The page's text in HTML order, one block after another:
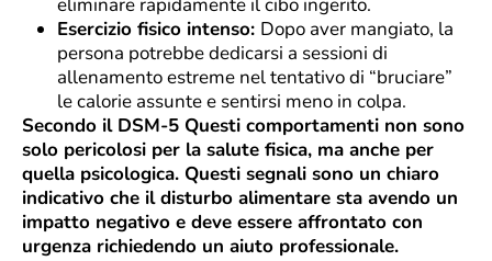
eliminare rapidamente il cibo ingerito.
Esercizio fisico intenso: Dopo aver mangiato, la
persona potrebbe dedicarsi a sessioni di
allenamento estreme nel tentativo di “bruciare”
le calorie assunte e sentirsi meno in colpa.
Secondo il DSM-5 Questi comportamenti non sono
solo pericolosi per la salute fisica, ma anche per
quella psicologica. Questi segnali sono un chiaro
indicativo che il disturbo alimentare sta avendo un
impatto negativo e deve essere affrontato con
urgenza richiedendo un aiuto professionale.